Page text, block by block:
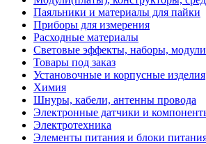
Паяльники и материалы для пайки
Приборы для измерения
Расходные материалы
Световые эффекты, наборы, модули
Товары под заказ
Установочные и корпусные изделия
Химия
Шнуры, кабели, антенны провода
Электронные датчики и
Электротехника
Элементы питания и блоки